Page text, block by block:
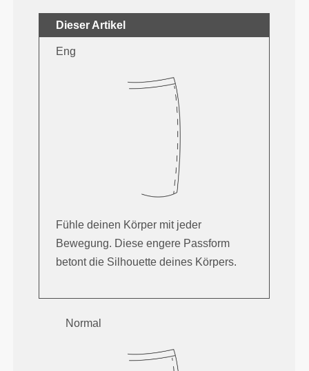
Dieser Artikel
Eng
Fühle deinen Körper mit jeder
Bewegung. Diese engere Passform
betont die Silhouette deines Körpers.
Normal